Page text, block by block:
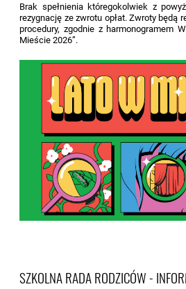
Brak spełnienia któregokolwiek z
rezygnację ze zwrotu opłat. Zwroty będą
procedury, zgodnie z harmonogramem
Mieście 2026”.
SZKOLNA RADA RODZICÓW -